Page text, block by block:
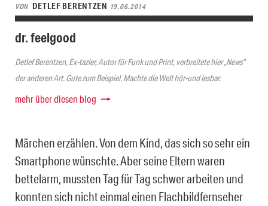
VON DETLEF BERENTZEN 19.06.2014
dr. feelgood
Detlef Berentzen, Ex-tazler, Autor für Funk und Print, verbreitete hier „News“
der anderen Art. Gute zum Beispiel. Machte die Welt hör-und lesbar.
mehr über diesen blog
Märchen erzählen. Von dem Kind, das sich so sehr ein
Smartphone wünschte. Aber seine Eltern waren
bettelarm, mussten Tag für Tag schwer arbeiten und
konnten sich nicht einmal einen Flachbildfernseher